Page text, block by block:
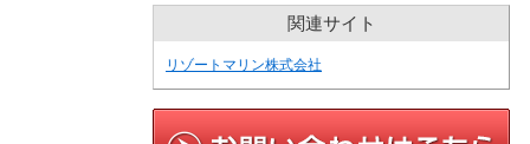
関連サイト
リゾートマリン株式会社